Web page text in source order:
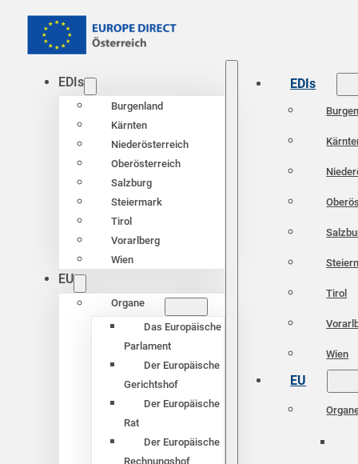
EDIs
Burgenland
Kärnten
Niederösterreich
Oberösterreich
Salzburg
Steiermark
Tirol
Vorarlberg
Wien
EU
Organe
Das Europäische
Parlament
Der Europäische
Gerichtshof
Der Europäische
Rat
Der Europäische
Rechnungshof
EDIs
Tirol
Wien
EU